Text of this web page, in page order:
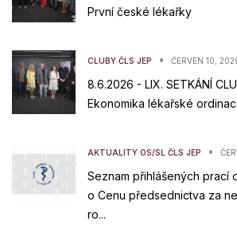
První české lékařky
CLUBY ČLS JEP • ČERVEN 10,
8.6.2026 - LIX. SETKÁNÍ
Ekonomika lékařské
AKTUALITY OS/SL ČLS JEP •
Seznam přihlášených prací
o Cenu předsednictva za
ro...